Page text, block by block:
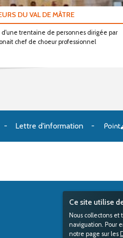
Ce site utilise
Nous collectons et
naviguation. Pour
notre page sur les
DU VAL DE MÂTRE
d'une trentaine de personnes dirigée par
chef de choeur professionnel
Lettre d'information